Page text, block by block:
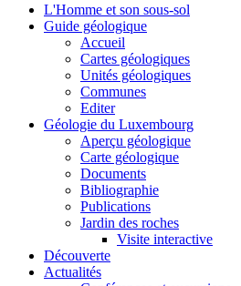
L'Homme et son sous-sol
Guide géologique
Accueil
Cartes géologiques
Unités géologiques
Communes
Editer
Géologie du Luxembourg
Aperçu géologique
Carte géologique
Documents
Bibliographie
Publications
Jardin des roches
Visite interactive
Découverte
Actualités